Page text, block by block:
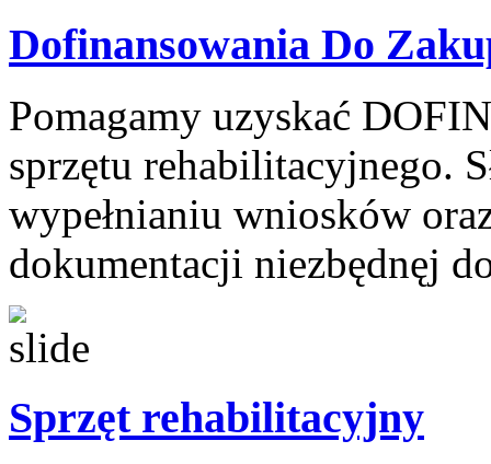
Dofinansowania Do
Pomagamy uzyskać
sprzętu rehabilitacyjnego.
wypełnianiu wniosków
dokumentacji niezbędnęj
Sprzęt rehabilitacyjny